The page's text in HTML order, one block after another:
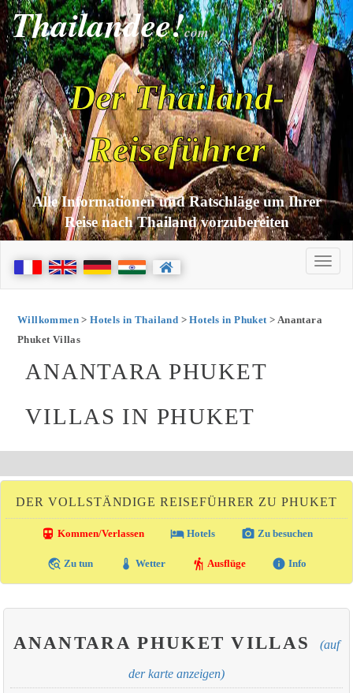
Thailandee!com
Der Thailand-
Reiseführer
Alle Informationen und Ratschläge um Ihrer
Reise nach Thailand vorzubereiten
Willkommen>Hotels in Thailand >Hotels in Phuket> Anantara
Phuket Villas
ANANTARA PHUKET
VILLAS IN PHUKET
DER VOLLSTÄNDIGE REISEFÜHRER ZU PHUKET
directions_transit Kommen/Verlassen local_hotelHotels photo_camera Zu besuchen
travel_explore Zu tun thermostat Wetter hiking Ausflüge info Info
ANANTARA PHUKET VILLAS (auf
der karte anzeigen)